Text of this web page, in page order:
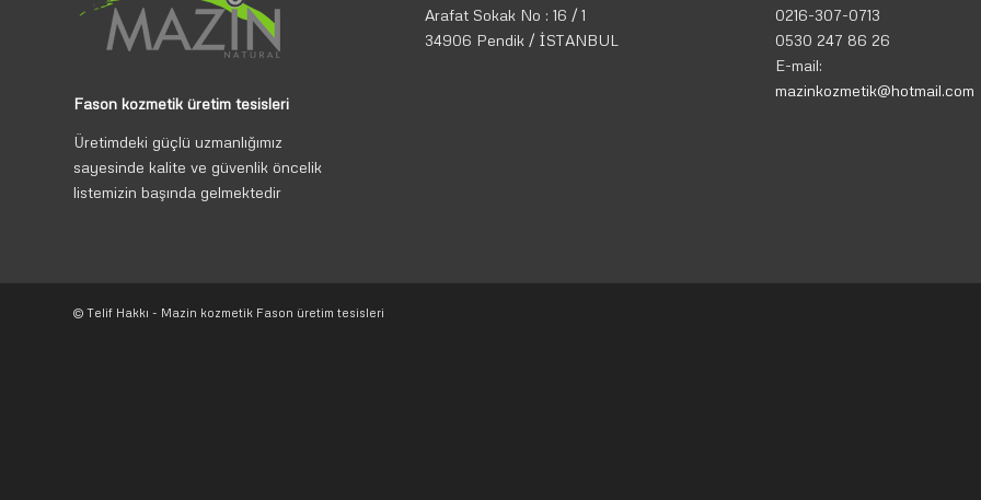
Fason kozmetik üretim tesisleri
Üretimdeki güçlü uzmanlığımız
sayesinde kalite ve güvenlik öncelik
listemizin başında gelmektedir
Arafat Sokak No : 16 / 1
34906 Pendik / İSTANBUL
0216-307-0713
0530 247 86 26
E-mail:
mazinkozmetik@hotmail.com
© Telif Hakkı - Mazin kozmetik Fason üretim tesisleri